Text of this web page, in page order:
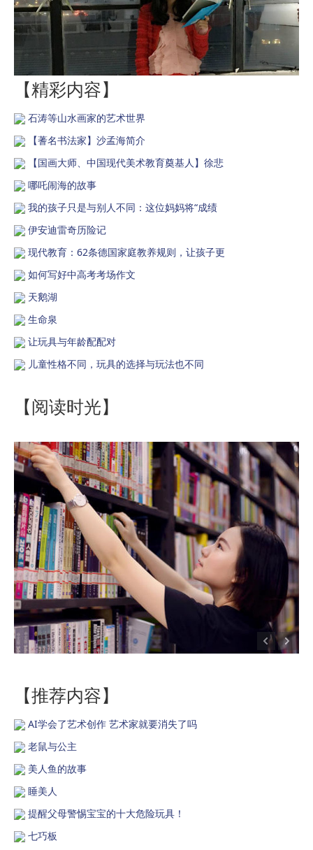
【精彩内容】
石涛等山水画家的艺术世界
【蓍名书法家】沙孟海简介
【国画大师、中国现代美术教育奠基人】徐悲
哪吒闹海的故事
我的孩子只是与别人不同：这位妈妈将“成绩
伊安迪雷奇历险记
现代教育：62条德国家庭教养规则，让孩子更
如何写好中高考考场作文
天鹅湖
生命泉
让玩具与年龄配配对
儿童性格不同，玩具的选择与玩法也不同
【阅读时光】
【推荐内容】
AI学会了艺术创作 艺术家就要消失了吗
老鼠与公主
美人鱼的故事
睡美人
提醒父母警惕宝宝的十大危险玩具！
七巧板